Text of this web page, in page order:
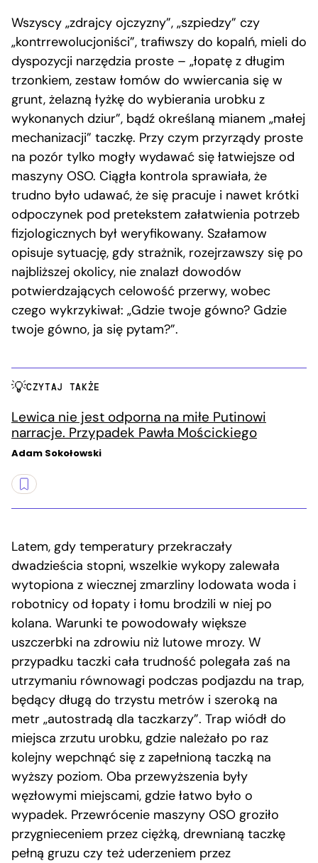
Wszyscy „zdrajcy ojczyzny”, „szpiedzy” czy
„kontrrewolucjoniści”, trafiwszy do kopalń, mieli do
dyspozycji narzędzia proste – „łopatę z długim
trzonkiem, zestaw łomów do wwiercania się w
grunt, żelazną łyżkę do wybierania urobku z
wykonanych dziur”, bądź określaną mianem „małej
mechanizacji” taczkę. Przy czym przyrządy proste
na pozór tylko mogły wydawać się łatwiejsze od
maszyny OSO. Ciągła kontrola sprawiała, że
trudno było udawać, że się pracuje i nawet krótki
odpoczynek pod pretekstem załatwienia potrzeb
fizjologicznych był weryfikowany. Szałamow
opisuje sytuację, gdy strażnik, rozejrzawszy się po
najbliższej okolicy, nie znalazł dowodów
potwierdzających celowość przerwy, wobec
czego wykrzykiwał: „Gdzie twoje gówno? Gdzie
twoje gówno, ja się pytam?”.
CZYTAJ TAKŻE
Lewica nie jest odporna na miłe Putinowi
narracje. Przypadek Pawła Mościckiego
Adam Sokołowski
Latem, gdy temperatury przekraczały
dwadzieścia stopni, wszelkie wykopy zalewała
wytopiona z wiecznej zmarzliny lodowata woda i
robotnicy od łopaty i łomu brodzili w niej po
kolana. Warunki te powodowały większe
uszczerbki na zdrowiu niż lutowe mrozy. W
przypadku taczki cała trudność polegała zaś na
utrzymaniu równowagi podczas podjazdu na trap,
będący długą do trzystu metrów i szeroką na
metr „autostradą dla taczkarzy”. Trap wiódł do
miejsca zrzutu urobku, gdzie należało po raz
kolejny wepchnąć się z zapełnioną taczką na
wyższy poziom. Oba przewyższenia były
węzłowymi miejscami, gdzie łatwo było o
wypadek. Przewrócenie maszyny OSO groziło
przygnieceniem przez ciężką, drewnianą taczkę
pełną gruzu czy też uderzeniem przez